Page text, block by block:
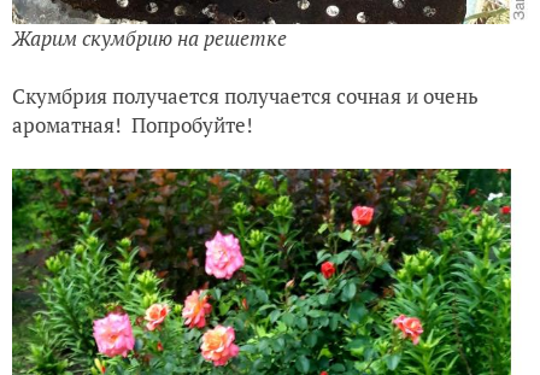
Жарим скумбрию на решетке
Скумбрия получается получается сочная и очень
ароматная! Попробуйте!